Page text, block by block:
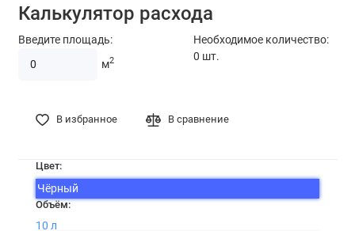
Калькулятор расхода
Введите площадь:
м2
Необходимое количество:
0 шт.
В избранное В сравнение
Цвет:
Чёрный
Объём:
10 л